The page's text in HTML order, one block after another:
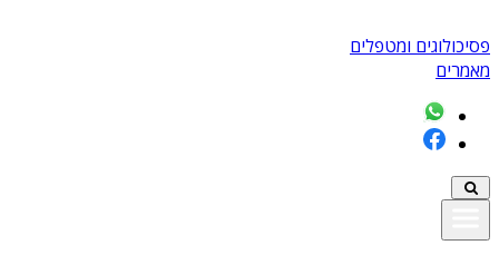
פסיכולוגים ומטפלים
מאמרים